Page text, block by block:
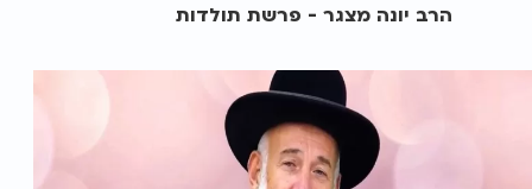
הרב יונה מצגר - פרשת תולדות